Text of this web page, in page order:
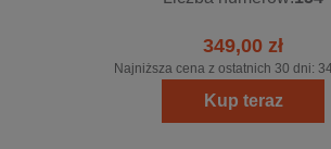
349,00 zł
Najniższa cena z ostatnich 30 dni:
Kup teraz